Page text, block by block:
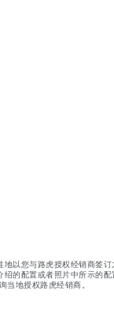
以您与路虎授权经销商签
的配置或者照片中所示的
地授权路虎经销商。